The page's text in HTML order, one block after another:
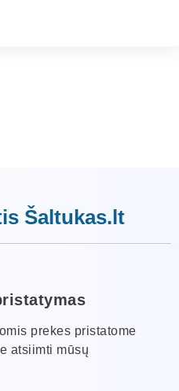
Šaltukas.lt
prekes pristatome
atsiimti mūsų